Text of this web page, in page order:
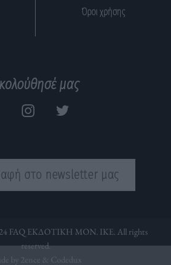
Όροι χρήσης
μας
στο newsletter μας
FAQ ΕΚΔΟΤΙΚΗ ΜΟΝ. ΙΚΕ. All rights
reserved.
by 2ence & Codedux